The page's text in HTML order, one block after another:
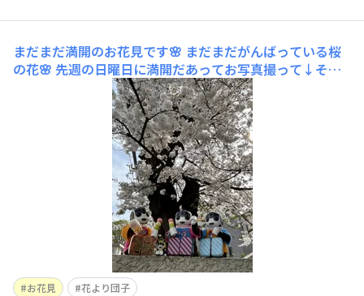
まだまだ満開のお花見です🌸 まだまだがんばっている桜
の花🌸 先週の日曜日に満開だあってお写真撮って↓その
あと雨の日が続いていたのに、今年はすごいね！ がんば
ってる！！ 部屋の窓からも見える桜の木🌸はご自慢で
す。大家さんちの木だけどね（◉∇ ◉0
お花見 花より団子